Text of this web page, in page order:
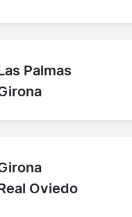
Palmas
Oviedo